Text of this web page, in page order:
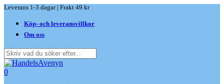
Skip
main
content
Leverans 1-3 dagar | Frakt 49 kr
Köp- och leveransvillkor
Om oss
Close
Search
search
0